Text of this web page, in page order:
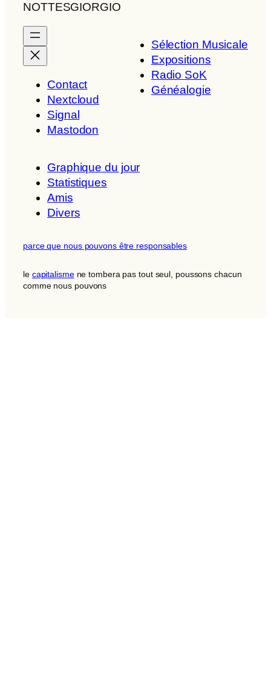
NOTTESGIORGIO
Contact
Nextcloud
Signal
Mastodon
Sélection Musicale
Expositions
Radio SoK
Généalogie
Graphique du jour
Statistiques
Amis
Divers
parce que nous pouvons être responsables
le capitalismene tombera pas tout seul, poussons chacun
comme nous pouvons